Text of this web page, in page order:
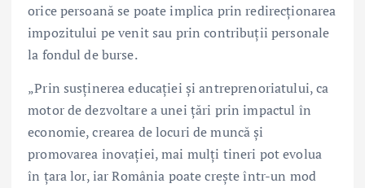
orice persoană se poate implica prin redirecționarea
impozitului pe venit sau prin contribuții personale
la fondul de burse.
„Prin susținerea educației și antreprenoriatului, ca
motor de dezvoltare a unei țări prin impactul în
economie, crearea de locuri de muncă și
promovarea inovației, mai mulți tineri pot evolua
în țara lor, iar România poate crește într-un mod